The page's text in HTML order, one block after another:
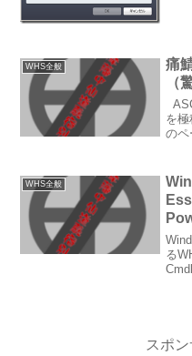
WHS全般
痛
（
を
のペ
WHS全般
る
スポ